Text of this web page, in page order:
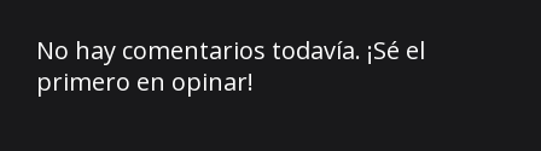
No hay comentarios todavía. ¡Sé el
primero en opinar!